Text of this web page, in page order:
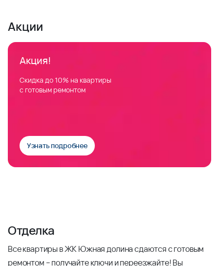
Акции
Акция!
Скидка до 10% на квартиры
с готовым ремонтом
Узнать подробнее
Отделка
Все квартиры в ЖК Южная долина сдаются с готовым
ремонтом – получайте ключи и переезжайте! Вы